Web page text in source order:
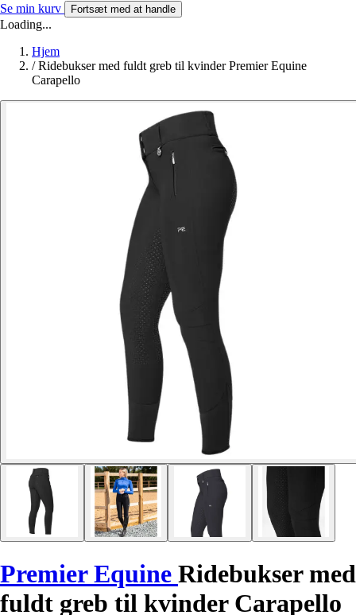
Se min kurv Fortsæt med at handle
Loading...
Hjem
/ Ridebukser med fuldt greb til kvinder Premier Equine
Carapello
Premier Equine Ridebukser med
fuldt greb til kvinder Carapello